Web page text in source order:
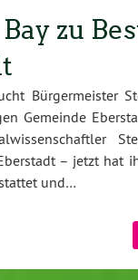
zu
Bürgermeister
Gemeinde
– jetzt hat
und…